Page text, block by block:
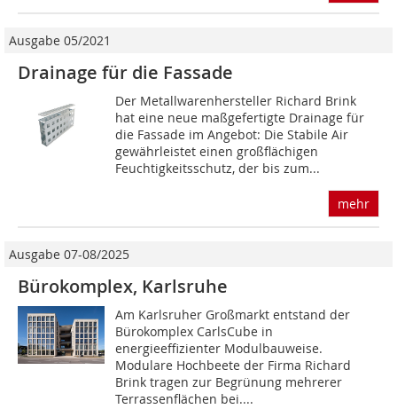
Ausgabe 05/2021
Drainage für die Fassade
Der Metallwarenhersteller Richard Brink
hat eine neue maßgefertigte Drainage für
die Fassade im Angebot: Die Stabile Air
gewährleistet einen großflächigen
Feuchtigkeitsschutz, der bis zum...
mehr
Ausgabe 07-08/2025
Bürokomplex, Karlsruhe
Am Karlsruher Großmarkt entstand der
Bürokomplex CarlsCube in
energieeffizienter Modulbauweise.
Modulare Hochbeete der Firma Richard
Brink tragen zur Begrünung mehrerer
Terrassenflächen bei....